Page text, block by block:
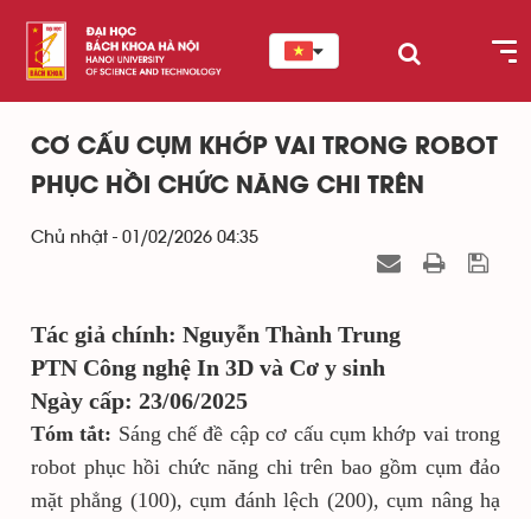
CƠ CẤU CỤM KHỚP VAI TRONG ROBOT
PHỤC HỒI CHỨC NĂNG CHI TRÊN
Chủ nhật - 01/02/2026 04:35
Tác giả chính: Nguyễn Thành Trung
PTN Công nghệ In 3D và Cơ y sinh
Ngày cấp: 23/06/2025
Tóm tắt: Sáng chế đề cập cơ cấu cụm khớp vai trong
robot phục hồi chức năng chi trên bao gồm cụm đảo
mặt phẳng (100), cụm đánh lệch (200), cụm nâng hạ